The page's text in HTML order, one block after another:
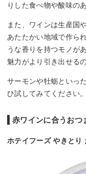
りした食べ物や酸味の
また、ワインは生産国
あたたかい地域で作ら
うな香りを持つモノが
魅力がより引き出せる
サーモンや牡蛎といっ
ひ試してみてください。
赤ワインに合うおつ
ホテイフーズ やきとり